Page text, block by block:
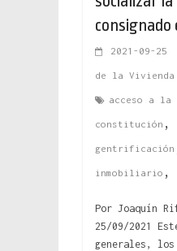
consignado
2021-09-25
de la Vivienda
acceso a la
constitución ,
gentrificación
inmobiliario ,
Por Joaquín
25/09/2021
generales,